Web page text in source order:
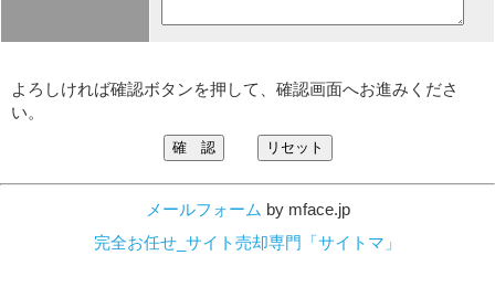
よろしければ確認ボタンを押して、確認画面へお進みくださ
い。
メールフォーム by mface.jp
完全お任せ_サイト売却専門「サイトマ」